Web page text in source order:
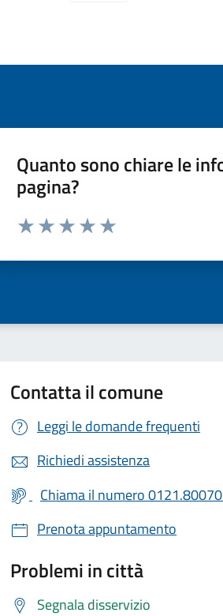
Quanto sono chiare le
pagina?
Valuta da 1 a 5 stelle la pagina
Contatta il comune
Leggi le domande frequenti
Richiedi assistenza
Chiama il numero
Prenota appuntamento
Problemi in città
Segnala disservizio